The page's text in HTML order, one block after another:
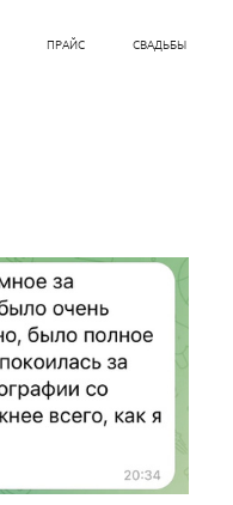
ПРАЙС СВАДЬБЫ